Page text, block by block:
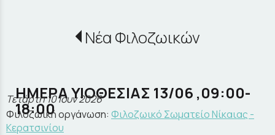
Νέα Φιλοζωικών
ΗΜΕΡΑ ΥΙΟΘΕΣΙΑΣ 13/06 ,09:00-
18:00
Τετάρτη 10 Ιουν 2026
Φιλοζωική οργάνωση: Φιλοζωικό Σωματείο Νίκαιας -
Κερατσινίου